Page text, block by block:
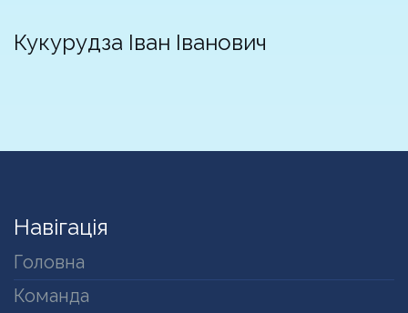
Кукурудза Іван Іванович
Навігація
Головна
Команда